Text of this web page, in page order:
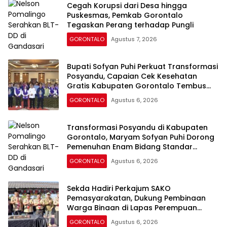
Cegah Korupsi dari Desa hingga
Puskesmas, Pemkab Gorontalo
Tegaskan Perang terhadap Pungli
GORONTALO Agustus 7, 2026
Bupati Sofyan Puhi Perkuat Transformasi
Posyandu, Capaian Cek Kesehatan
Gratis Kabupaten Gorontalo Tembus
54,43 Persen
GORONTALO Agustus 6, 2026
Transformasi Posyandu di Kabupaten
Gorontalo, Maryam Sofyan Puhi Dorong
Pemenuhan Enam Bidang Standar
Pelayanan Minimal
GORONTALO Agustus 6, 2026
Sekda Hadiri Perkajum SAKO
Pemasyarakatan, Dukung Pembinaan
Warga Binaan di Lapas Perempuan
Gorontalo
GORONTALO Agustus 6, 2026